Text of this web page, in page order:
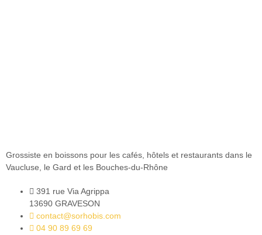
Grossiste en boissons pour les cafés, hôtels et restaurants dans le
Vaucluse, le Gard et les Bouches-du-Rhône
391 rue Via Agrippa
13690 GRAVESON
contact@sorhobis.com
04 90 89 69 69